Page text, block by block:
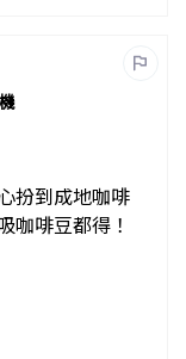
扮到成地咖啡
咖啡豆都得！